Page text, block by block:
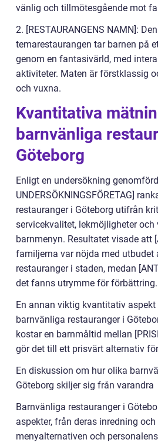
vänlig och tillmötesgående mot
2. [RESTAURANGENS NAMN]:
temarestaurangen tar barnen på
genom en fantasivärld, med
aktiviteter. Maten är förstklassig
och vuxna.
Kvantitativa
barnvänliga
Göteborg
Enligt en undersökning
UNDERSÖKNINGSFÖRETAG]
restauranger i Göteborg utifrån
servicekvalitet, lekmöjligheter och
barnmenyn. Resultatet visade att
familjerna var nöjda med utbudet
restauranger i staden, medan
det fanns utrymme för förbättring.
En annan viktig kvantitativ
barnvänliga restauranger i
kostar en barnmåltid mellan
gör det till ett prisvärt alternativ
En diskussion om hur olika
Göteborg skiljer sig från varandra
Barnvänliga restauranger i
aspekter, från deras inredning och
menyalternativen och